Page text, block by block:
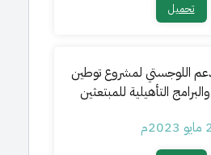
تحميل​
اللوجستي لمشروع توطين
التأهيلية للمبتعثين